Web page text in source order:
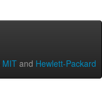
MIT and Hewlett-Packard